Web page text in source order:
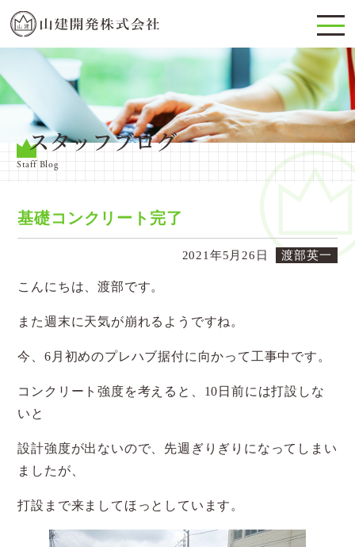
スタッフブログ
Staff Blog
基礎コンクリート完了
2021年5月26日 渡部英一
こんにちは、渡部です。
また週末に天気が崩れるようですね。
今、6月初めのプレハブ据付に向かって工事中です。
コンクリート強度を考えると、10日前には打設しな
いと
設計強度が出ないので、先週ぎりぎりになってしまい
ましたが、
打設まで来ましてほっとしています。